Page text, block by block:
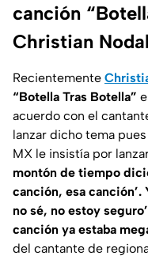
canción
Christian
Recientemente
“Botella Tras Botella”
acuerdo con el
lanzar dicho tema
MX le insistía por
montón de tiempo
canción, esa canción’.
no sé, no estoy
canción ya estaba
del cantante de